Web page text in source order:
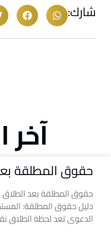
شارك:
آخر
حقوق المطلقة
حقوق المطلقة بعد الطلاق
دليل حقوق المطلقة:
الدعوى تعد لحظة الطلاق